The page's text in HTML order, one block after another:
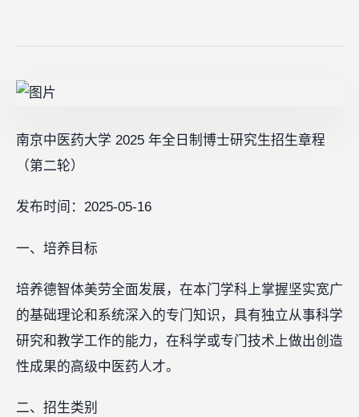
南京中医药大学 2025 年全日制博士研究生招生章程
（第二轮）
发布时间：2025-05-16
一、培养目标
培养德智体美劳全面发展，在本门学科上掌握坚实宽广
的基础理论和系统深入的专门知识，具有独立从事科学
研究和教学工作的能力，在科学或专门技术上做出创造
性成果的高级中医药人才。
二、招生类别